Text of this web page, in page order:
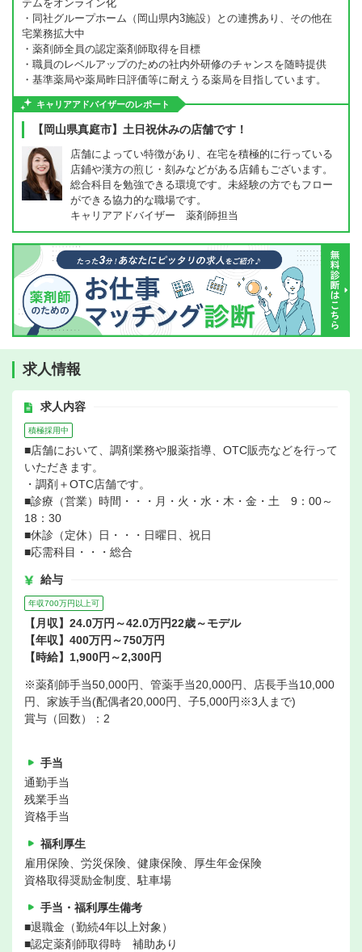
テムをオンライン化
・同社グループホーム（岡山県内3施設）との連携あり、その他在
宅業務拡大中
・薬剤師全員の認定薬剤師取得を目標
・職員のレベルアップのための社内外研修のチャンスを随時提供
・基準薬局や薬局昨日評価等に耐えうる薬局を目指しています。
キャリアアドバイザーのレポート
【岡山県真庭市】土日祝休みの店舗です！
店舗によってい特徴があり、在宅を積極的に行っている
店鋪や漢方の煎じ・刻みなどがある店鋪もございます。
総合科目を勉強できる環境です。未経験の方でもフロー
ができる協力的な職場です。
キャリアアドバイザー 薬剤師担当
求人情報
求人内容
積極採用中
■店舗において、調剤業務や服薬指導、OTC販売などを行って
いただきます。
・調剤＋OTC店舗です。
■診療（営業）時間・・・月・火・水・木・金・土 9：00～
18：30
■休診（定休）日・・・日曜日、祝日
■応需科目・・・総合
給与
年収700万円以上可
【月収】24.0万円～42.0万円22歳～モデル
【年収】400万円～750万円
【時給】1,900円～2,300円
※薬剤師手当50,000円、管薬手当20,000円、店長手当10,000
円、家族手当(配偶者20,000円、子5,000円※3人まで)
賞与（回数）：2
手当
通勤手当
残業手当
資格手当
福利厚生
雇用保険、労災保険、健康保険、厚生年金保険
資格取得奨励金制度、駐車場
手当・福利厚生備考
■退職金（勤続4年以上対象）
■認定薬剤師取得時 補助あり